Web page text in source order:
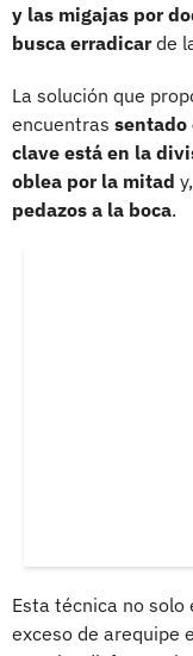
y las migajas por
busca erradicarde
La solución que
encuentras sentado
clave está en la
oblea por la mitad
pedazos a la boca.
Esta técnica no
exceso de arequipe